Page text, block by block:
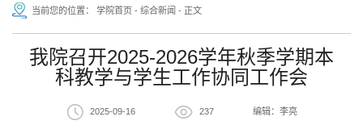
当前您的位置： 学院首页 - 综合新闻 - 正文
我院召开2025-2026学年秋季学期本
科教学与学生工作协同工作会
2025-09-16 237 编辑：李亮